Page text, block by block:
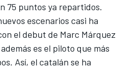
75 puntos ya repartidos.
escenarios casi ha
el debut de Marc Márquez
es el piloto que más
Así, el catalán se ha